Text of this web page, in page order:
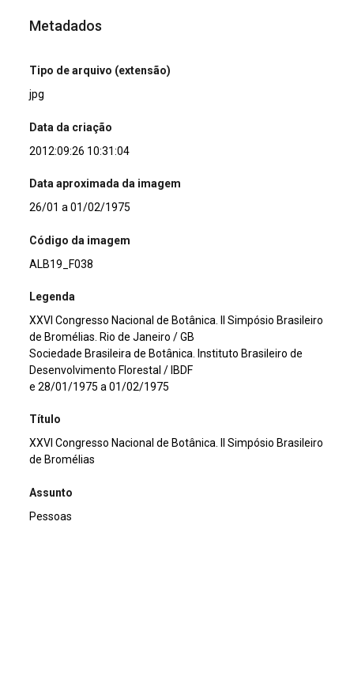
Metadados
Tipo de arquivo (extensão)
jpg
Data da criação
2012:09:26 10:31:04
Data aproximada da imagem
26/01 a 01/02/1975
Código da imagem
ALB19_F038
Legenda
XXVI Congresso Nacional de Botânica. II Simpósio Brasileiro
de Bromélias. Rio de Janeiro / GB
Sociedade Brasileira de Botânica. Instituto Brasileiro de
Desenvolvimento Florestal / IBDF
e 28/01/1975 a 01/02/1975
Título
XXVI Congresso Nacional de Botânica. II Simpósio Brasileiro
de Bromélias
Assunto
Pessoas